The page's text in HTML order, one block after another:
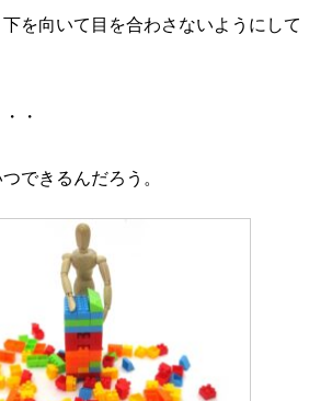
を向いて目を合わさないようにして
・
できるんだろう。